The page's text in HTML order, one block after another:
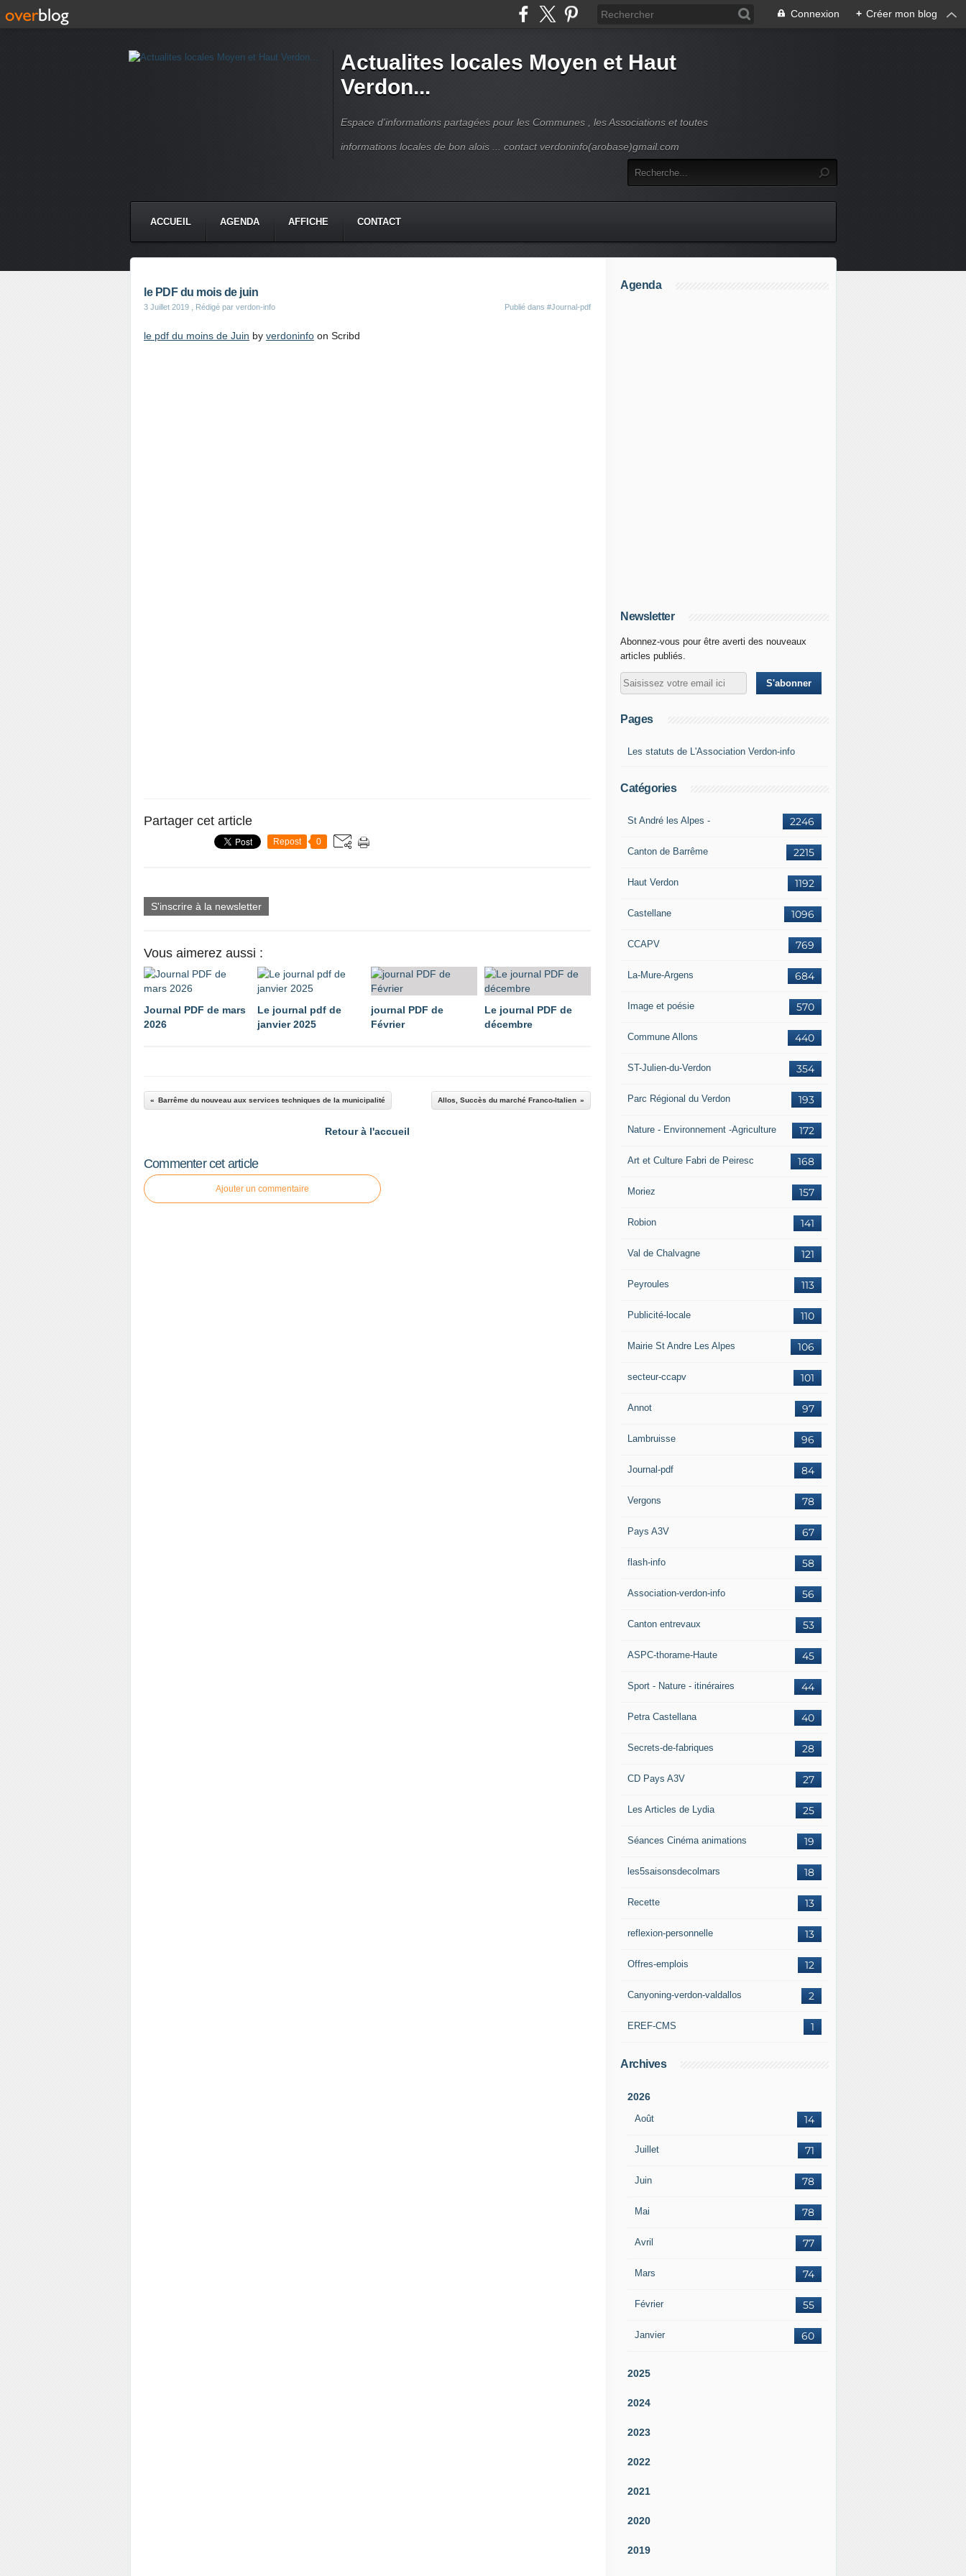
Connexion + Créer mon blog
Actualites locales Moyen et Haut
Verdon...
Espace d'informations partagées pour les Communes , les Associations et toutes
informations locales de bon alois ... contact verdoninfo(arobase)gmail.com
ACCUEIL AGENDA AFFICHE CONTACT
le PDF du mois de juin
3 Juillet 2019 , Rédigé par verdon-info Publié dans #Journal-pdf
le pdf du moins de Juin by verdoninfo on Scribd
Partager cet article
Repost 0
S'inscrire à la newsletter
Vous aimerez aussi :
Journal PDF de mars
2026
Le journal pdf de
janvier 2025
journal PDF de
Février
Le journal PDF de
décembre
Barrême du nouveau aux services techniques de la municipalité Allos, Succès du marché Franco-Italien
Retour à l'accueil
Commenter cet article
Ajouter un commentaire
Agenda
Newsletter
Abonnez-vous pour être averti des nouveaux
articles publiés.
Pages
Les statuts de L'Association Verdon-info
Catégories
2246
St André les Alpes -
2215
Canton de Barrême
1192
Haut Verdon
1096
Castellane
769
CCAPV
684
La-Mure-Argens
570
Image et poésie
440
Commune Allons
354
ST-Julien-du-Verdon
193
Parc Régional du Verdon
172
Nature - Environnement -Agriculture
168
Art et Culture Fabri de Peiresc
157
Moriez
141
Robion
121
Val de Chalvagne
113
Peyroules
110
Publicité-locale
106
Mairie St Andre Les Alpes
101
secteur-ccapv
97
Annot
96
Lambruisse
84
Journal-pdf
78
Vergons
67
Pays A3V
58
flash-info
56
Association-verdon-info
53
Canton entrevaux
45
ASPC-thorame-Haute
44
Sport - Nature - itinéraires
40
Petra Castellana
28
Secrets-de-fabriques
27
CD Pays A3V
25
Les Articles de Lydia
19
Séances Cinéma animations
18
les5saisonsdecolmars
13
Recette
13
reflexion-personnelle
12
Offres-emplois
2
Canyoning-verdon-valdallos
1
EREF-CMS
Archives
2026
Août 14
Juillet 71
Juin 78
Mai 78
Avril 77
Mars 74
Février 55
Janvier 60
2025
2024
2023
2022
2021
2020
2019